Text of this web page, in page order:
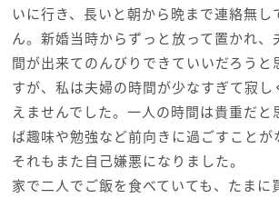
いに行き、長いと朝から晩まで連絡無し
ん。新婚当時からずっと放って置かれ、
間が出来てのんびりできていいだろうと
すが、私は夫婦の時間が少なすぎて寂し
えませんでした。一人の時間は貴重だと
ば趣味や勉強など前向きに過ごすことが
それもまた自己嫌悪になりました。
家で二人でご飯を食べていても、たまに